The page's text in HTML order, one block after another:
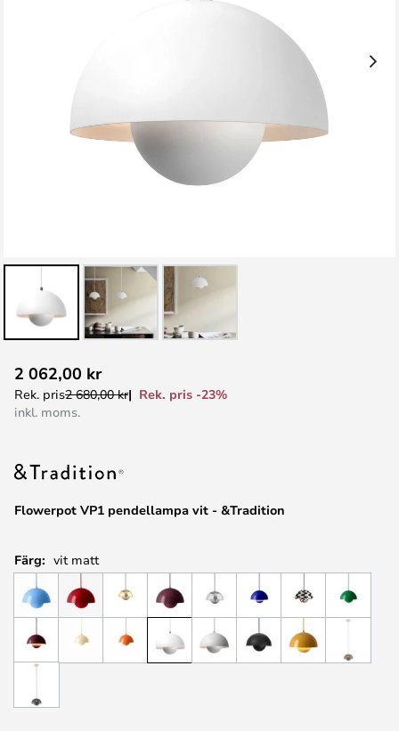
till
början
Flowerpot VP1 pendellampa vit - &Tradition
2 062,00 kr
Rek. pris2 680,00 kr
Rek. pris -23%
inkl. moms.
Färg: vit matt